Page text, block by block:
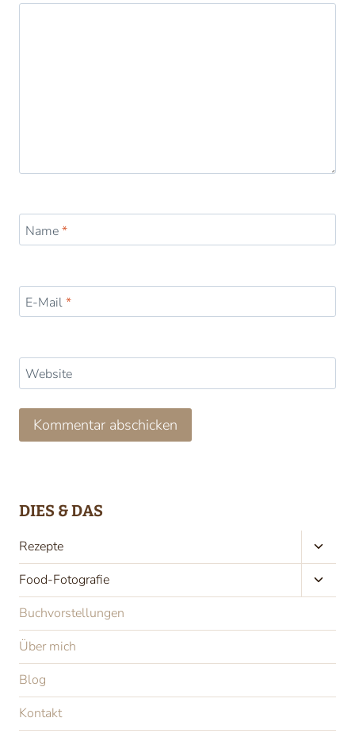
Name*
E-Mail*
Website
DIES & DAS
Rezepte
Food-Fotografie
Buchvorstellungen
Über mich
Blog
Kontakt